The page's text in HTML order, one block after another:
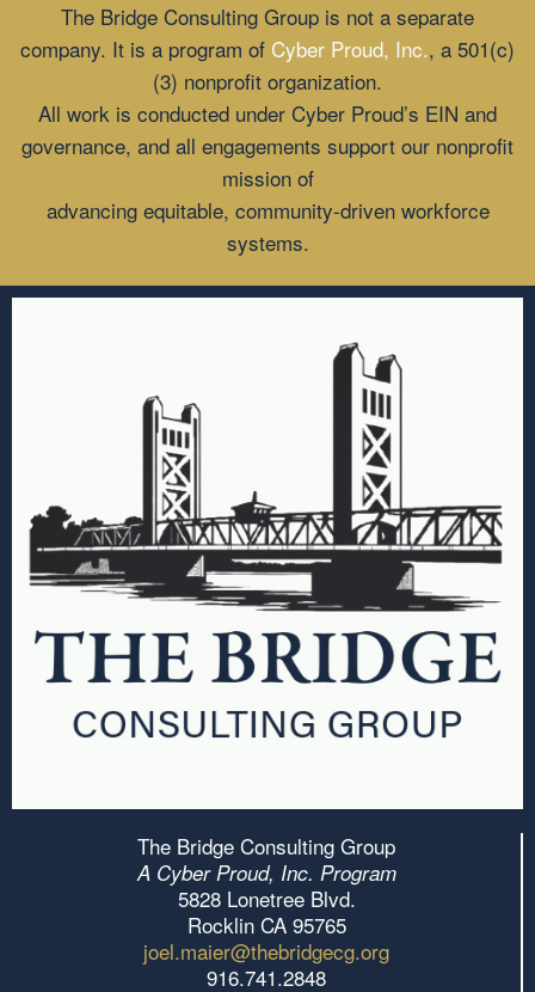
The Bridge Consulting Group is not a separate
company. It is a program of Cyber Proud, Inc., a 501(c)
(3) nonprofit organization.
All work is conducted under Cyber Proud’s EIN and
governance, and all engagements support our nonprofit
mission of
advancing equitable, community-driven workforce
systems.
The Bridge Consulting Group
A Cyber Proud, Inc. Program
5828 Lonetree Blvd.
Rocklin CA 95765
joel.maier@thebridgecg.org
916.741.2848